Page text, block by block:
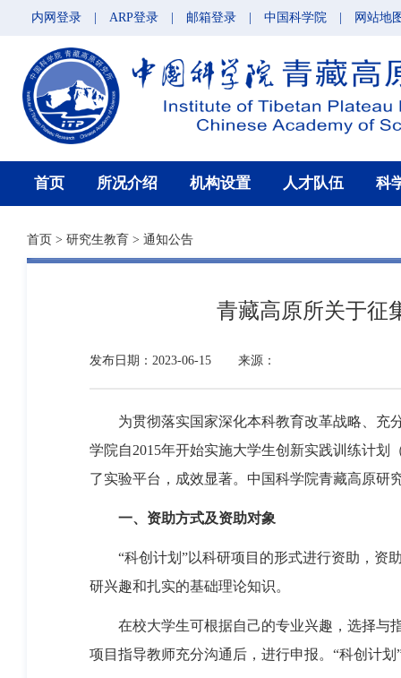
内网登录 ARP登录 邮箱登录 中国科学院 网站地
首页 所况介绍 机构设置 人才队伍 科
首页 > 研究生教育 > 通知公告
青藏高原所关于征
发布日期：2023-06-15 来源：
为贯彻落实国家深化本科教育改革战略、充
学院自2015年开始实施大学生创新实践训练计划
了实验平台，成效显著。中国科学院青藏高原研
一、资助方式及资助对象
“科创计划 ”以科研项目的形式进行资助，资
研兴趣和扎实的基础理论知识。
在校大学生可根据自己的专业兴趣，选择与
项目指导教师充分沟通后，进行申报。 “科创计划